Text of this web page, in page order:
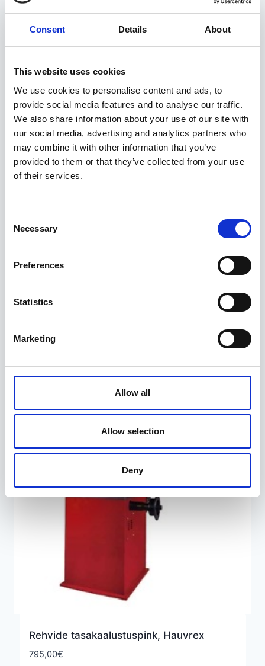
Consent Details About
This website uses cookies
We use cookies to personalise content and ads, to
provide social media features and to analyse our traffic.
We also share information about your use of our site with
our social media, advertising and analytics partners who
may combine it with other information that you’ve
provided to them or that they’ve collected from your use
of their services.
Selection
Necessary
Preferences
Statistics
Marketing
Allow all
Allow selection
Deny
Seotud tooted
Rehvide tasakaalustuspink, Hauvrex
795,00€